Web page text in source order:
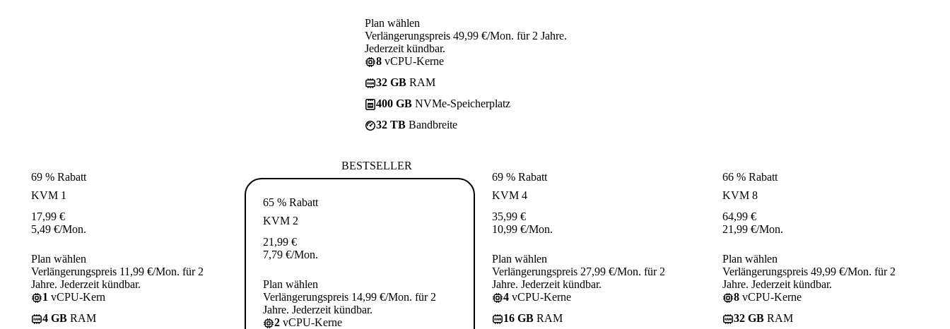
Plan wählen
Verlängerungspreis 49,99 €/Mon. für 2 Jahre.
Jederzeit kündbar.
8 vCPU-Kerne
32 GB RAM
400 GB NVMe-Speicherplatz
32 TB Bandbreite
69 % Rabatt
KVM 1
17,99 €
5,49 €/Mon.
Plan wählen
Verlängerungspreis 11,99 €/Mon. für 2
Jahre. Jederzeit kündbar.
1 vCPU-Kern
4 GB RAM
BESTSELLER
65 % Rabatt
KVM 2
21,99 €
7,79 €/Mon.
Plan wählen
Verlängerungspreis 14,99 €/Mon. für 2
Jahre. Jederzeit kündbar.
2 vCPU-Kerne
69 % Rabatt
KVM 4
35,99 €
10,99 €/Mon.
Plan wählen
Verlängerungspreis 27,99 €/Mon. für 2
Jahre. Jederzeit kündbar.
4 vCPU-Kerne
16 GB RAM
66 % Rabatt
KVM 8
64,99 €
21,99 €/Mon.
Plan wählen
Verlängerungspreis 49,99 €/Mon. für 2
Jahre. Jederzeit kündbar.
8 vCPU-Kerne
32 GB RAM